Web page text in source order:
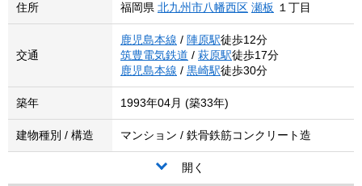
住所 福岡県 北九州市八幡西区 瀬板 １丁目
交通
鹿児島本線 / 陣原駅徒歩12分
筑豊電気鉄道 / 萩原駅徒歩17分
鹿児島本線 / 黒崎駅徒歩30分
築年 1993年04月 (築33年)
建物種別 / 構造 マンション / 鉄骨鉄筋コンクリート造
開く